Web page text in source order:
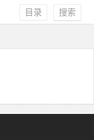
搜索
目录